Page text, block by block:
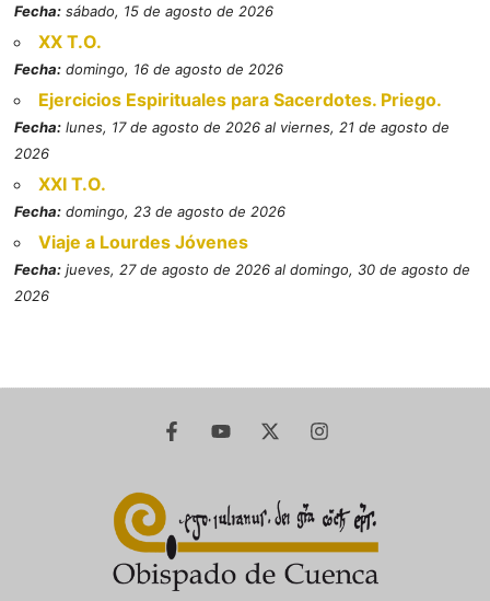
Fecha: sábado, 15 de agosto de 2026
XX T.O.
Fecha: domingo, 16 de agosto de 2026
Ejercicios Espirituales para Sacerdotes. Priego.
Fecha: lunes, 17 de agosto de 2026 al viernes, 21 de agosto de
2026
XXI T.O.
Fecha: domingo, 23 de agosto de 2026
Viaje a Lourdes Jóvenes
Fecha: jueves, 27 de agosto de 2026 al domingo, 30 de agosto de
2026